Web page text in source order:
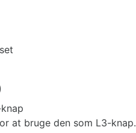
at bruge den som L3-knap.